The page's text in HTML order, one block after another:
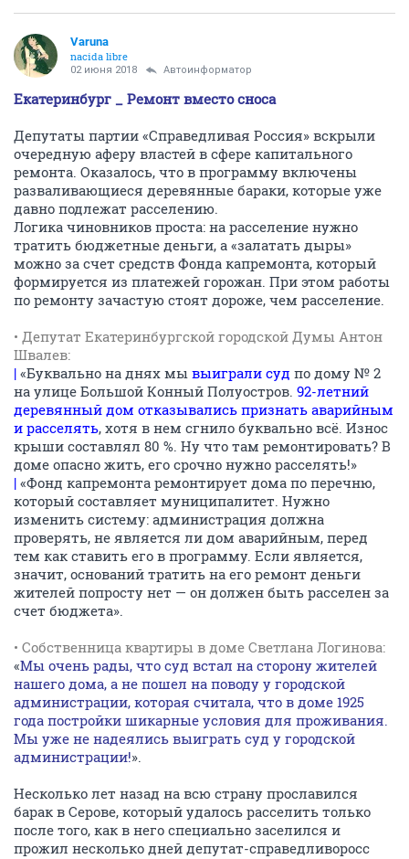
Varuna
nacida libre
02 июня 2018 Автоинформатор
Екатеринбург _ Ремонт вместо сноса
Депутаты партии «Справедливая Россия» вскрыли
очередную аферу властей в сфере капитального
ремонта. Оказалось, что в программу включены
разваливающиеся деревянные бараки, которые уже
давно подлежат расселению.
Логика чиновников проста: на расселение нужно
тратить бюджетные деньги, а «залатать дыры»
можно за счет средств Фонда капремонта, который
формируется из платежей горожан. При этом работы
по ремонту зачастую стоят дороже, чем расселение.
• Депутат Екатеринбургской городской Думы Антон
Швалев:
| «Буквально на днях мы выиграли суд по дому № 2
на улице Большой Конный Полуостров. 92-летний
деревянный дом отказывались признать аварийным
и расселять, хотя в нем сгнило буквально всё. Износ
крыши составлял 80 %. Ну что там ремонтировать? В
доме опасно жить, его срочно нужно расселять!»
| «Фонд капремонта ремонтирует дома по перечню,
который составляет муниципалитет. Нужно
изменить систему: администрация должна
проверять, не является ли дом аварийным, перед
тем как ставить его в программу. Если является,
значит, оснований тратить на его ремонт деньги
жителей попросту нет — он должен быть расселен за
счет бюджета».
• Собственница квартиры в доме Светлана Логинова:
«Мы очень рады, что суд встал на сторону жителей
нашего дома, а не пошел на поводу у городской
администрации, которая считала, что в доме 1925
года постройки шикарные условия для проживания.
Мы уже не надеялись выиграть суд у городской
администрации!».
Несколько лет назад на всю страну прославился
барак в Серове, который удалось расселить только
после того, как в него специально заселился и
прожил несколько дней депутат-справедливоросс